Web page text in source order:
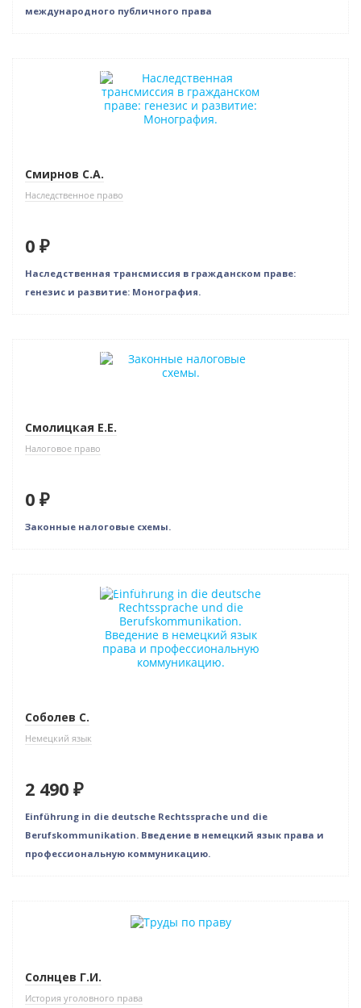
международного публичного права
Нет в наличии
Смирнов С.А.
Наследственное право
0 ₽
Наследственная трансмиссия в гражданском праве:
генезис и развитие: Монография.
Нет в наличии
Смолицкая Е.Е.
Налоговое право
0 ₽
Законные налоговые схемы.
Индивидуальный подход
Соболев С.
Немецкий язык
2 490 ₽
Einführung in die deutsche Rechtssprache und die
Berufskommunikation. Введение в немецкий язык права и
профессиональную коммуникацию.
Солнцев Г.И.
История уголовного права